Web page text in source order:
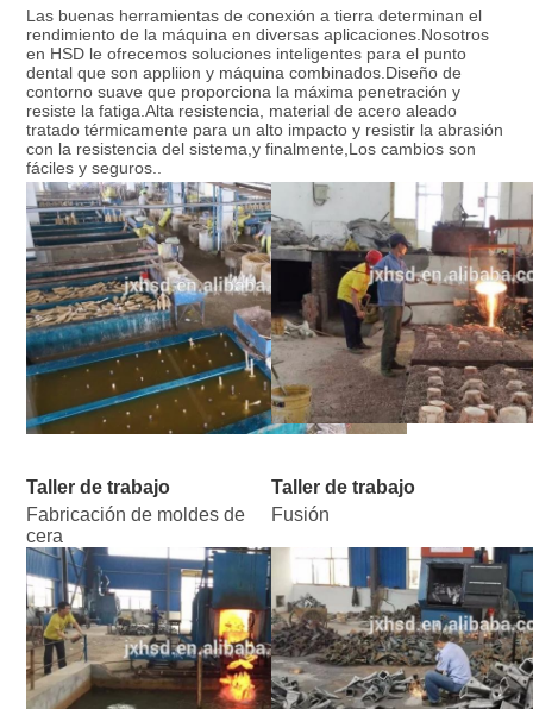
Las buenas herramientas de conexión a tierra determinan el
rendimiento de la máquina en diversas aplicaciones.Nosotros
en HSD le ofrecemos soluciones inteligentes para el punto
dental que son appliion y máquina combinados.Diseño de
contorno suave que proporciona la máxima penetración y
resiste la fatiga.Alta resistencia, material de acero aleado
tratado térmicamente para un alto impacto y resistir la abrasión
con la resistencia del sistema,y finalmente,Los cambios son
fáciles y seguros..
Taller de trabajo
Fabricación de moldes de
cera
Taller de trabajo
Fusión